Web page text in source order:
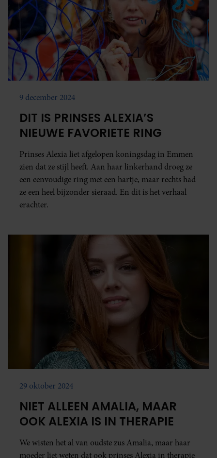
9 december 2024
DIT IS PRINSES ALEXIA’S
NIEUWE FAVORIETE RING
Prinses Alexia liet afgelopen koningsdag in Emmen
zien dat ze stijl heeft. Aan haar linkerhand droeg ze
een eenvoudige ring met een hartje, maar rechts had
ze een heel bijzonder sieraad. En dit is het verhaal
erachter.
29 oktober 2024
NIET ALLEEN AMALIA, MAAR
OOK ALEXIA IS IN THERAPIE
We wisten het al van oudste zus Amalia, maar haar
moeder liet weten dat ook prinses Alexia in therapie